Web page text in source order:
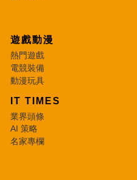
遊戲動漫
熱門遊戲
電競裝備
動漫玩具
IT TIMES
業界頭條
AI 策略
名家專欄